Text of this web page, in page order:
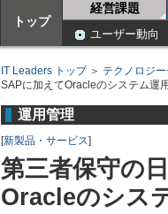
トップ
経営課題
ユーザー動向
IT Leaders トップ＞ テクノロジ
SAPに加えてOracleのシステム運
運用管理
[新製品・サービス]
第三者保守の
Oracleのシス